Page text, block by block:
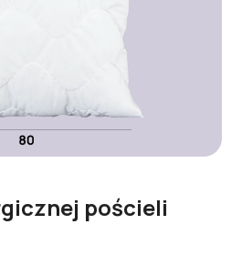
pościeli